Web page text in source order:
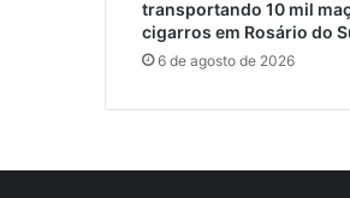
transportando 10 mil
cigarros em Rosário do
6 de agosto de 2026